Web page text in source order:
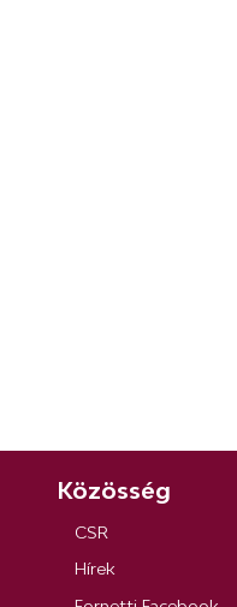
Közösség
CSR
Hírek